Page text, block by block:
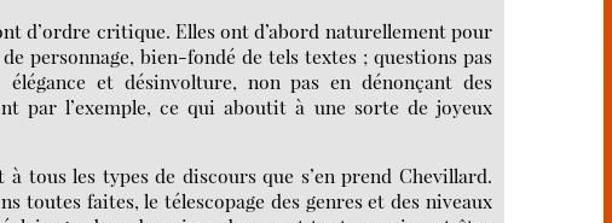
d’ordre critique. Elles ont d’abord naturellement pour
personnage, bien-fondé de tels textes ; questions pas
et désinvolture, non pas en dénonçant des
par l’exemple, ce qui aboutit à une sorte de joyeux
tous les types de discours que s’en prend Chevillard.
toutes faites, le télescopage des genres et des niveaux